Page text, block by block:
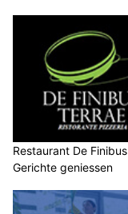
Restaurant De
Gerichte geniessen